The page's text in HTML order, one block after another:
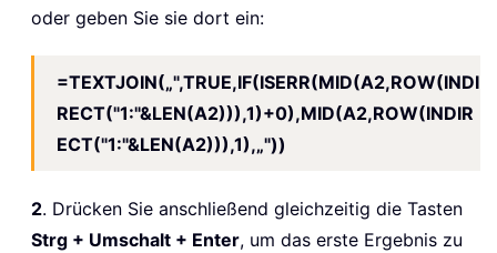
oder geben Sie sie dort ein:
=TEXTJOIN(„",TRUE,IF(ISERR(MID(A2,ROW(INDI
RECT("1:"&LEN(A2))),1)+0),MID(A2,ROW(INDIR
ECT("1:"&LEN(A2))),1),„"))
2. Drücken Sie anschließend gleichzeitig die Tasten
Strg + Umschalt + Enter, um das erste Ergebnis zu